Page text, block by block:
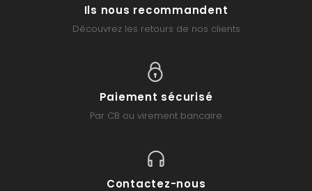
Ils nous recommandent
Découvrez les retours de nos clients
Paiement sécurisé
Par CB ou virement bancaire
Contactez-nous